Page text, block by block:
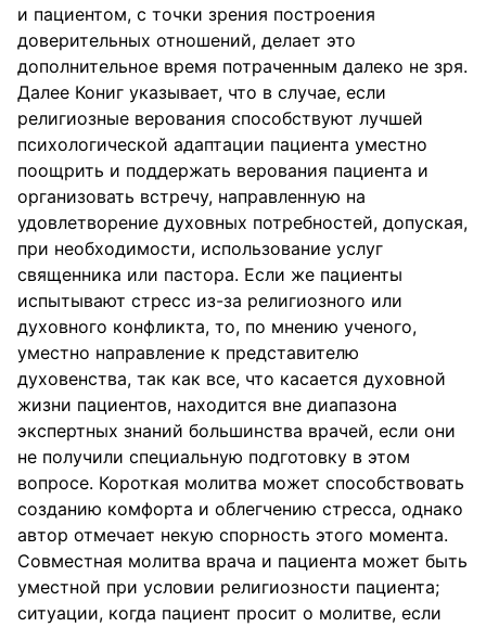
и пациентом, с точки зрения построения
доверительных отношений, делает это
дополнительное время потраченным далеко не зря.
Далее Кониг указывает, что в случае, если
религиозные верования способствуют лучшей
психологической адаптации пациента уместно
поощрить и поддержать верования пациента и
организовать встречу, направленную на
удовлетворение духовных потребностей, допуская,
при необходимости, использование услуг
священника или пастора. Если же пациенты
испытывают стресс из-за религиозного или
духовного конфликта, то, по мнению ученого,
уместно направление к представителю
духовенства, так как все, что касается духовной
жизни пациентов, находится вне диапазона
экспертных знаний большинства врачей, если они
не получили специальную подготовку в этом
вопросе. Короткая молитва может способствовать
созданию комфорта и облегчению стресса, однако
автор отмечает некую спорность этого момента.
Совместная молитва врача и пациента может быть
уместной при условии религиозности пациента;
ситуации, когда пациент просит о молитве, если